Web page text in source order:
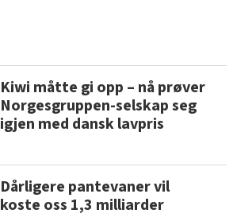
Kiwi måtte gi opp – nå prøver
Norgesgruppen-selskap seg
igjen med dansk lavpris
Dårligere pantevaner vil
koste oss 1,3 milliarder